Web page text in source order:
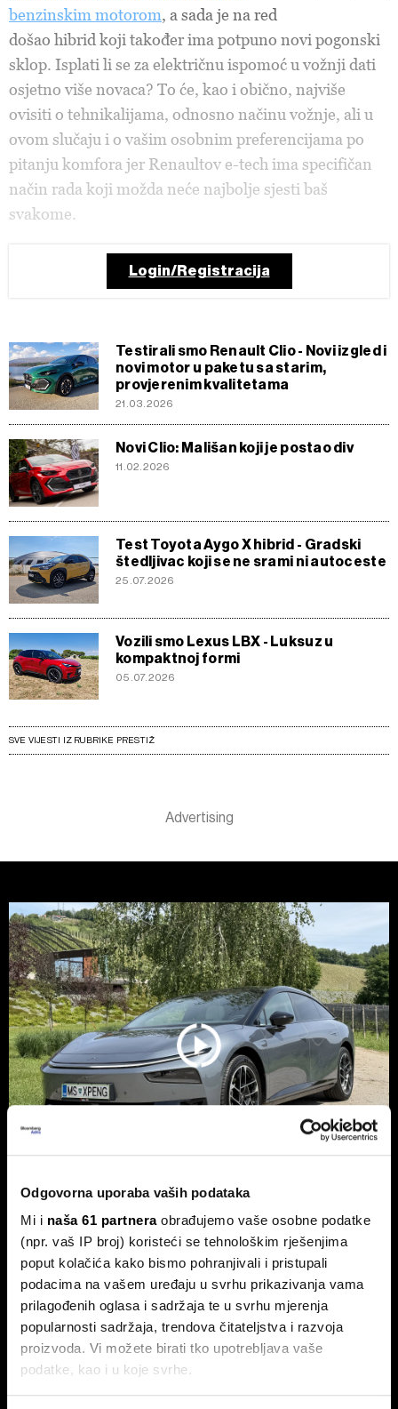
Odgovorna uporaba vaših podataka
Mi i naša 61 partneraobrađujemo vaše osobne podatke
(npr. vaš IP broj) koristeći se tehnološkim rješenjima
poput kolačića kako bismo pohranjivali i pristupali
podacima na vašem uređaju u svrhu prikazivanja vama
prilagođenih oglasa i sadržaja te u svrhu mjerenja
popularnosti sadržaja, trendova čitateljstva i razvoja
proizvoda. Vi možete birati tko upotrebljava vaše
podatke, kao i u koje svrhe.
benzinskim motorom, a sada je na red
došao hibrid koji također ima potpuno novi pogonski
sklop. Isplati li se za električnu ispomoć u vožnji dati
osjetno više novaca? To će, kao i obično, najviše
ovisiti o tehnikalijama, odnosno načinu vožnje, ali u
ovom slučaju i o vašim osobnim preferencijama po
pitanju komfora jer Renaultov e-tech ima specifičan
način rada koji možda neće najbolje sjesti baš
svakome.
Login/Registracija
Testirali smo Renault Clio - Novi izgled i
novi motor u paketu sa starim,
provjerenim kvalitetama
21.03.2026
Novi Clio: Mališan koji je postao div
11.02.2026
Test Toyota Aygo X hibrid - Gradski
štedljivac koji se ne srami ni autoceste
25.07.2026
Vozili smo Lexus LBX - Luksuz u
kompaktnoj formi
05.07.2026
SVE VIJESTI IZ RUBRIKE PRESTIŽ
Xpeng P7+: Kinez koji priča kao
navijen i računa kao Turing
Luksuzni fastback s vlastitim čipom koji po
performansama nadmašuje usporedive Nvidijine proizvode.